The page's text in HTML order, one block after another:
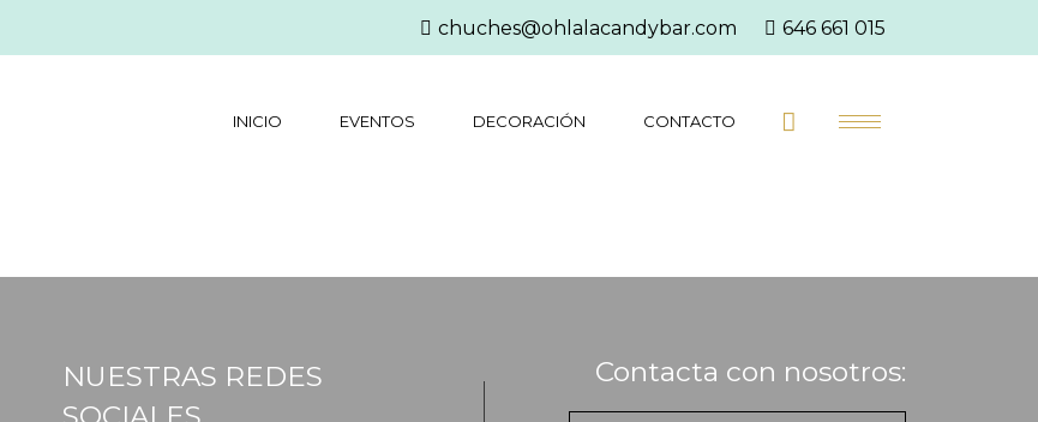
chuches@ohlalacandybar.com 646 661 015
INICIO EVENTOS DECORACIÓN CONTACTO
NUESTRAS REDES
Contacta con nosotros: